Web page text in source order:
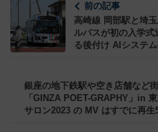
前の記事
高崎線 岡部駅と埼
ルバスが初の入学
る後付け AIシステ
銀座の地下鉄駅や空き店舗など
「GINZA POET-GRAPHY」in
サロン2023 の MV はすでに再生